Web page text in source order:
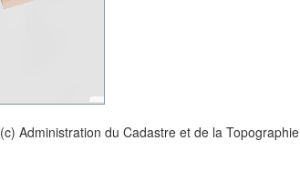
(c) Administration du Cadastre et de la Topographie